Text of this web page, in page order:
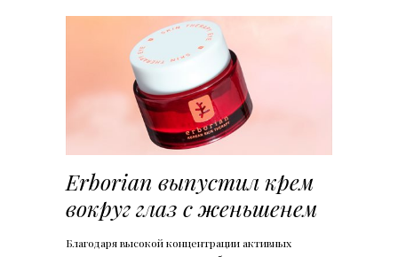
Erborian выпустил крем
вокруг глаз c женьшенем
Благодаря высокой концентрации активных